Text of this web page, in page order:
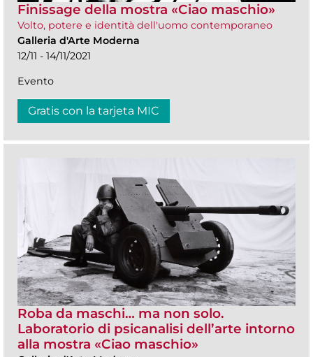
Finissage della mostra «Ciao maschio»
Volto, potere e identità dell'uomo contemporaneo
Galleria d'Arte Moderna
12/11 - 14/11/2021
Evento
Gratis con la tarjeta MIC
Roba da maschi… ma non solo.
Laboratorio di psicanalisi dell’arte intorno
alla mostra «Ciao maschio»